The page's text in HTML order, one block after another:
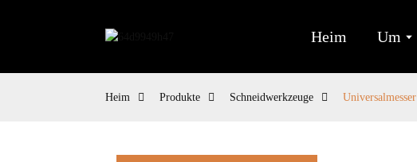
Heim Um
Heim Produkte Schneidwerkzeuge Universalmesser